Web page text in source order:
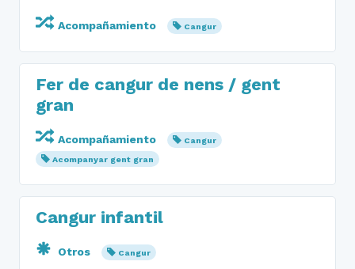
Acompañamiento Cangur
Fer de cangur de nens / gent
gran
Acompañamiento
Cangur
Acompanyar gent gran
Cangur infantil
Otros Cangur